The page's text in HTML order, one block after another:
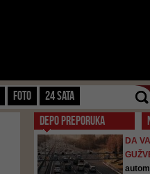
FOTO 24 SATA
DEPO PREPORUKA
DA